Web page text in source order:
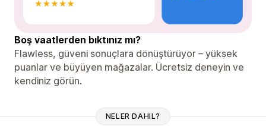
Boş vaatlerden bıktınız mı?
Flawless, güveni sonuçlara dönüştürüyor – yüksek
puanlar ve büyüyen mağazalar. Ücretsiz deneyin ve
kendiniz görün.
NELER DAHIL?